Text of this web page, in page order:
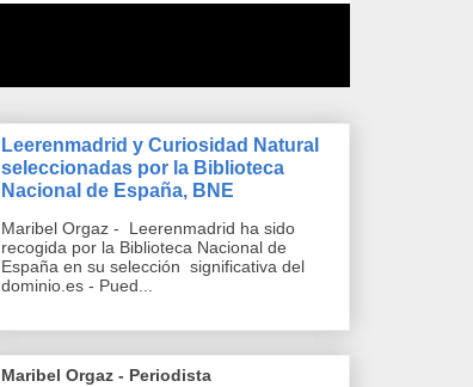
Leerenmadrid y Curiosidad Natural
seleccionadas por la Biblioteca
Nacional de España, BNE
Maribel Orgaz - Leerenmadrid ha sido
recogida por la Biblioteca Nacional de
España en su selección significativa del
dominio.es - Pued...
Maribel Orgaz - Periodista